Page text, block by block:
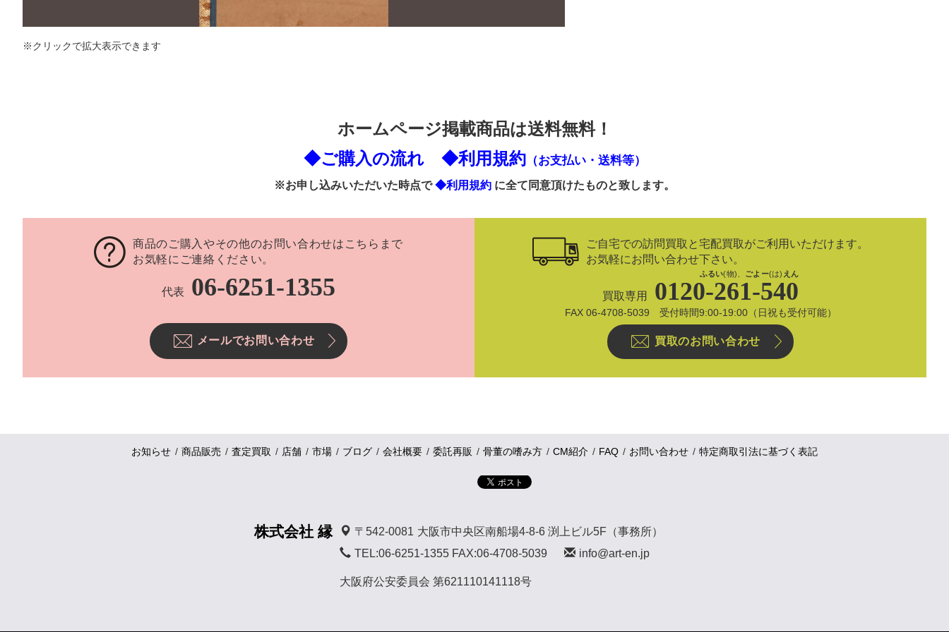
※クリックで拡大表示できます
ホームページ掲載商品は送料無料！
◆ご購入の流れ
◆利用規約 （お支払い・送料等）
※お申し込みいただいた時点で◆利用規約 に全て同意頂けたものと致します。
商品のご購入やその他のお問い合わせはこちらまで
お気軽にご連絡ください。
代表 06-6251-1355
メールでお問い合わせ
ご自宅での訪問買取と宅配買取がご利用いただけます。
お気軽にお問い合わせ下さい。
ふるい(物)、 ごよー(は) えん
買取専用 0120-261-540
FAX 06-4708-5039 受付時間9:00-19:00（日祝も受付可能）
買取のお問い合わせ
お知らせ 商品販売 査定買取 店舗 市場 ブログ 会社概要 委託再販 骨董の嗜み方 CM紹介 FAQ お問い合わせ 特定商取引法に基づく表記
株式会社 縁 〒542-0081 大阪市中央区南船場4-8-6 渕上ビル5F（事務所）
TEL:06-6251-1355 FAX:06-4708-5039
info@art-en.jp
大阪府公安委員会 第621110141118号